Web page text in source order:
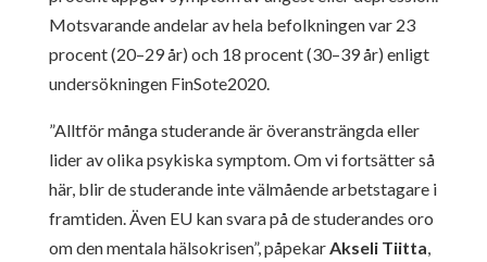
Motsvarande andelar av hela befolkningen var 23
procent (20–29 år) och 18 procent (30–39 år) enligt
undersökningen FinSote2020.
”Alltför många studerande är överansträngda eller
lider av olika psykiska symptom. Om vi fortsätter så
här, blir de studerande inte välmående arbetstagare i
framtiden. Även EU kan svara på de studerandes oro
om den mentala hälsokrisen”, påpekarAkseli Tiitta,